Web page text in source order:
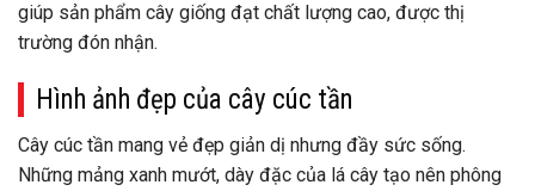
giúp sản phẩm cây giống đạt chất lượng cao, được thị
trường đón nhận.
Hình ảnh đẹp của cây cúc tần
Cây cúc tần mang vẻ đẹp giản dị nhưng đầy sức sống.
Những mảng xanh mướt, dày đặc của lá cây tạo nên phông